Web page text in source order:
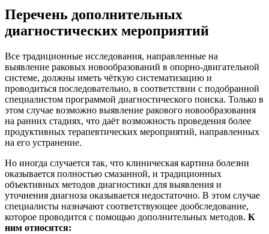
Перечень дополнительных
диагностических мероприятий
Все традиционные исследования, направленные на
выявление раковых новообразований в опорно-двигательной
системе, должны иметь чёткую систематизацию и
проводиться последовательно, в соответствии с подобранной
специалистом программой диагностического поиска. Только в
этом случае возможно выявление ракового новообразования
на ранних стадиях, что даёт возможность проведения более
продуктивных терапевтических мероприятий, направленных
на его устранение.
Но иногда случается так, что клиническая картина болезни
оказывается полностью смазанной, и традиционных
объективных методов диагностики для выявления и
уточнения диагноза оказывается недостаточно. В этом случае
специалисты назначают соответствующее дообследование,
которое проводится с помощью дополнительных методов. К
ним относятся: